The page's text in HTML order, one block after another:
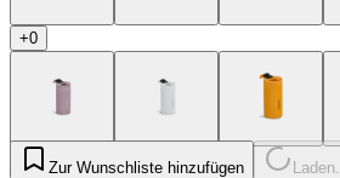
+0
Zur Wunschliste hinzufügen Laden...